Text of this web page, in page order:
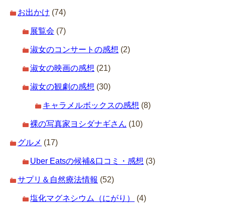
お出かけ (74)
展覧会 (7)
淑女のコンサートの感想 (2)
淑女の映画の感想 (21)
淑女の観劇の感想 (30)
キャラメルボックスの感想 (8)
裸の写真家ヨシダナギさん (10)
グルメ (17)
Uber Eatsの候補&口コミ・感想 (3)
サプリ＆自然療法情報 (52)
塩化マグネシウム（にがり） (4)